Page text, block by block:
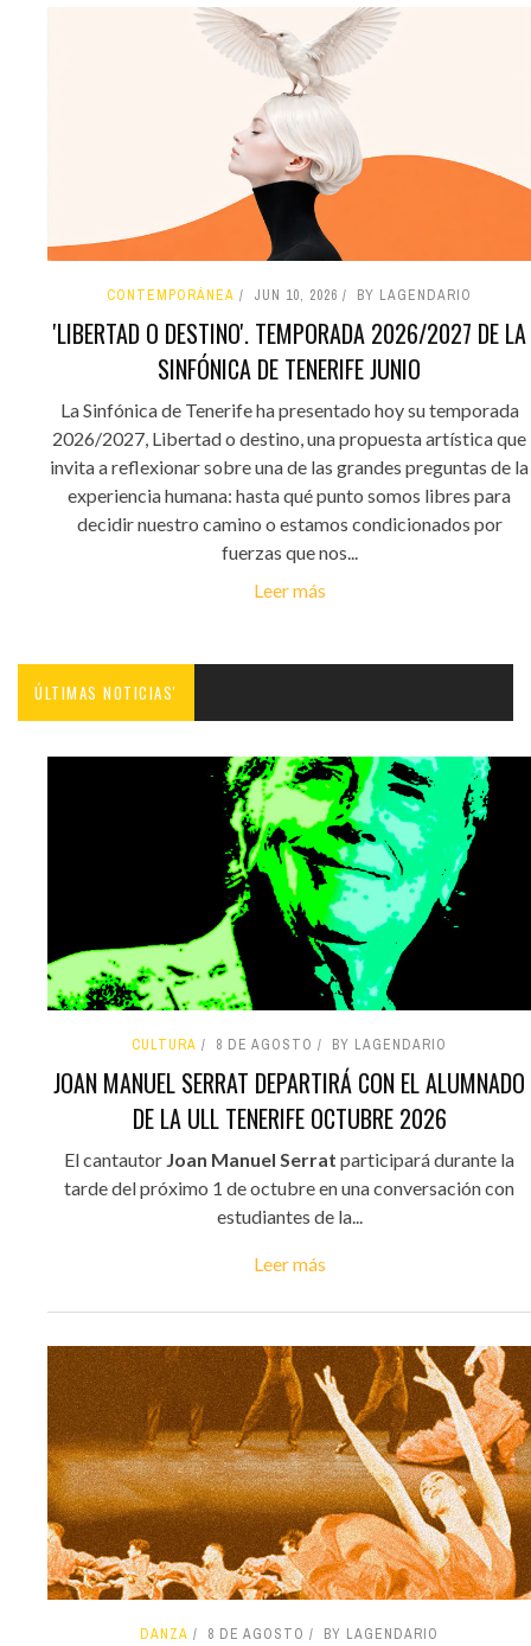
CONTEMPORÁNEA JUN 10, 2026 BY LAGENDARIO
'LIBERTAD O DESTINO'. TEMPORADA 2026/2027 DE LA
SINFÓNICA DE TENERIFE JUNIO
La Sinfónica de Tenerife ha presentado hoy su temporada
2026/2027, Libertad o destino, una propuesta artística que
invita a reflexionar sobre una de las grandes preguntas de la
experiencia humana: hasta qué punto somos libres para
decidir nuestro camino o estamos condicionados por
fuerzas que nos...
Leer más
ÚLTIMAS NOTICIAS'
CULTURA 8 DE AGOSTO BY LAGENDARIO
JOAN MANUEL SERRAT DEPARTIRÁ CON EL ALUMNADO
DE LA ULL TENERIFE OCTUBRE 2026
El cantautor Joan Manuel Serrat participará durante la
tarde del próximo 1 de octubre en una conversación con
estudiantes de la...
Leer más
DANZA 8 DE AGOSTO BY LAGENDARIO